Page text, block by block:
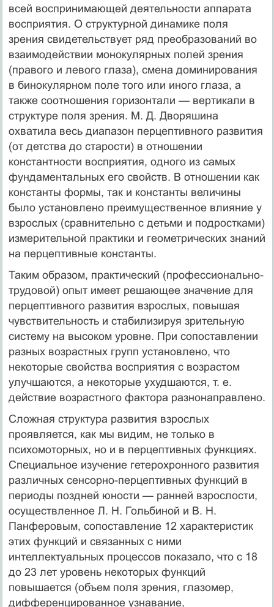
всей воспринимающей деятельности аппарата
восприятия. О структурной динамике поля
зрения свидетельствует ряд преобразований во
взаимодействии монокулярных полей зрения
(правого и левого глаза), смена доминирования
в бинокулярном поле того или иного глаза, а
также соотношения горизонтали — вертикали в
структуре поля зрения. М. Д. Дворяшина
охватила весь диапазон перцептивного развития
(от детства до старости) в отношении
константности восприятия, одного из самых
фундаментальных его свойств. В отношении как
константы формы, так и константы величины
было установлено преимущественное влияние у
взрослых (сравнительно с детьми и подростками)
измерительной практики и геометрических знаний
на перцептивные константы.
Таким образом, практический (профессионально-
трудовой) опыт имеет решающее значение для
перцептивного развития взрослых, повышая
чувствительность и стабилизируя зрительную
систему на высоком уровне. При сопоставлении
разных возрастных групп установлено, что
некоторые свойства восприятия с возрастом
улучшаются, а некоторые ухудшаются, т. е.
действие возрастного фактора разнонаправлено.
Сложная структура развития взрослых
проявляется, как мы видим, не только в
психомоторных, но и в перцептивных функциях.
Специальное изучение гетерохронного развития
различных сенсорно-перцептивных функций в
периоды поздней юности — ранней взрослости,
осуществленное Л. Н. Гольбиной и В. Н.
Панферовым, сопоставление 12 характеристик
этих функций и связанных с ними
интеллектуальных процессов показало, что с 18
до 23 лет уровень некоторых функций
повышается (объем поля зрения, глазомер,
дифференцированное узнавание,